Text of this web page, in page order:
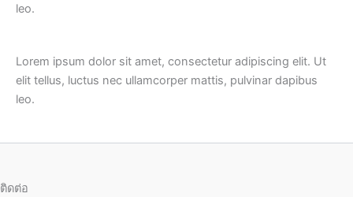
leo.
Lorem ipsum dolor sit amet, consectetur adipiscing elit. Ut
elit tellus, luctus nec ullamcorper mattis, pulvinar dapibus
leo.
ติดต่อ